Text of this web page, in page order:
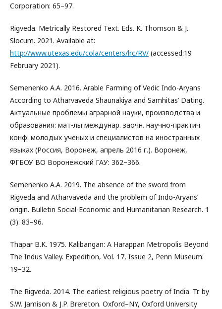
Corporation: 65–97.
Rigveda. Metrically Restored Text. Eds. K. Thomson & J.
Slocum. 2021. Available at:
http://www.utexas.edu/cola/centers/lrc/RV/ (accessed:19
February 2021).
Semenenko A.A. 2016. Arable Farming of Vedic Indo-Aryans
According to Atharvaveda Shaunakiya and Samhitas’ Dating.
Актуальные проблемы аграрной науки, производства и
образования: мат-лы междунар. заочн. научно-практич.
конф. молодых ученых и специалистов на иностранных
языках (Россия, Воронеж, апрель 2016 г.). Воронеж,
ФГБОУ ВО Воронежский ГАУ: 362–366.
Semenenko A.A. 2019. The absence of the sword from
Rigveda and Atharvaveda and the problem of Indo-Aryans’
origin. Bulletin Social-Economic and Humanitarian Research. 1
(3): 83–96.
Thapar B.K. 1975. Kalibangan: A Harappan Metropolis Beyond
The Indus Valley. Expedition, Vol. 17, Issue 2, Penn Museum:
19–32.
The Rigveda. 2014. The earliest religious poetry of India. Tr. by
S.W. Jamison & J.P. Brereton. Oxford–NY, Oxford University